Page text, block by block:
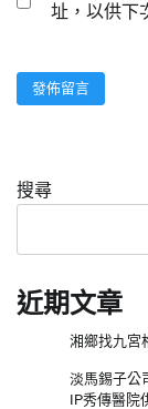
址，以供下
搜尋
近期文章
湘鄉找九宮
淡馬錫子公
IP秀傳醫院